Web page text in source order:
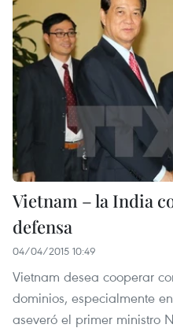
Vietnam – la India
defensa
04/04/2015 10:49
Vietnam desea cooperar
dominios, especialmente
aseveró el primer ministro